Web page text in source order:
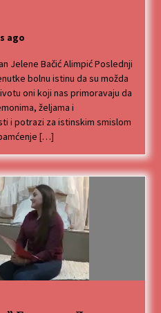
ago
Jelene Bačić Alimpić Poslednji
bolnu istinu da su možda
oni koji nas primoravaju da
željama i
i potrazi za istinskim smislom
[…]